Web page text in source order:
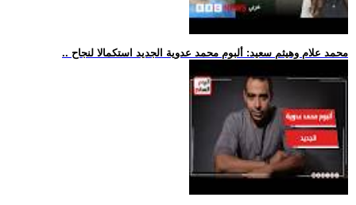
.. محمد علام وهيثم سعيد: ألبوم محمد عدوية الجديد استكمالا لنجاح